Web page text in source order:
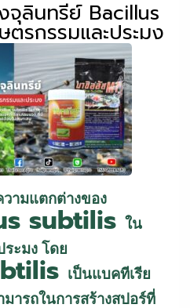
จุลินทรีย์ Bacillus
รกรรมและประมง
วามแตกต่างของ
subtilis ใน
ะมง โดย
เป็นแบคทีเรีย
ารถในการสร้างสปอร์ที่